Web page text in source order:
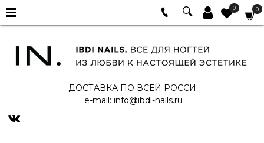
0 0
ДОСТАВКА ПО ВСЕЙ РОССИ
e-mail: info@ibdi-nails.ru